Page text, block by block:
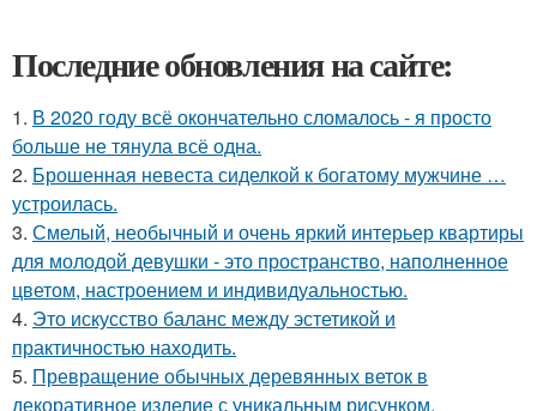
Последние обновления на сайте:
1. В 2020 году всё окончательно сломалось - я просто
больше не тянула всё одна.
2. Брошенная невеста сиделкой к богатому мужчине …
устроилась.
3. Смелый, необычный и очень яркий интерьер квартиры
для молодой девушки - это пространство, наполненное
цветом, настроением и индивидуальностью.
4. Это искусство баланс между эстетикой и
практичностью находить.
5. Превращение обычных деревянных веток в
декоративное изделие с уникальным рисунком.